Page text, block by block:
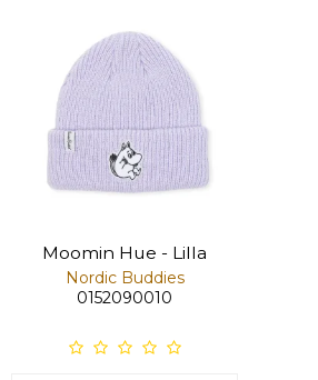
Moomin Hue - Lilla
Nordic Buddies
0152090010